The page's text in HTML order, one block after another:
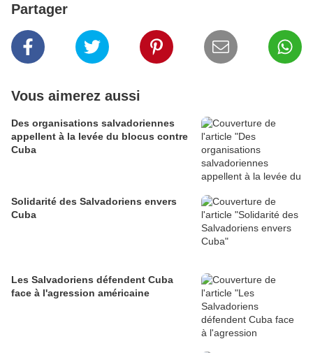
Partager
Vous aimerez aussi
Des organisations salvadoriennes
appellent à la levée du blocus contre
Cuba
Solidarité des Salvadoriens envers
Cuba
Les Salvadoriens défendent Cuba
face à l'agression américaine